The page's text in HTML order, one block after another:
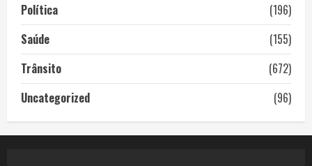
Política
(196)
Saúde
(155)
Trânsito
(672)
Uncategorized
(96)